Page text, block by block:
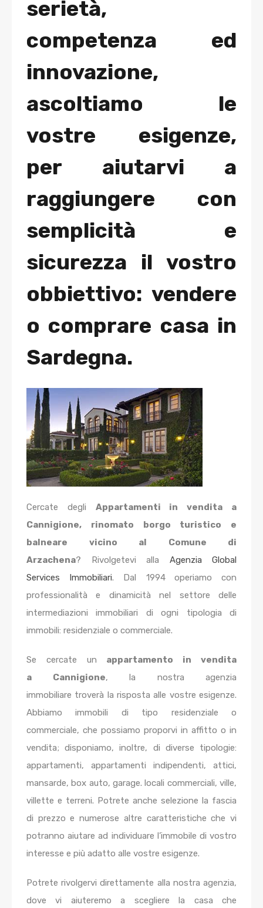
serietà,
competenza ed
innovazione,
ascoltiamo le
vostre esigenze,
per aiutarvi a
raggiungere con
semplicità e
sicurezza il vostro
obbiettivo: vendere
o comprare casa in
Sardegna.
Cercate degli Appartamenti in vendita a
Cannigione, rinomato borgo turistico e
balneare vicino al Comune di
Arzachena? Rivolgetevi alla Agenzia Global
Services Immobiliari. Dal 1994
operiamo con
professionalità e dinamicità nel settore delle
intermediazioni immobiliari di ogni tipologia di
immobili: residenziale o commerciale.
Se cercate un appartamento in vendita
a Cannigione, la nostra agenzia
immobiliare troverà la risposta alle vostre esigenze.
Abbiamo immobili di tipo residenziale o
commerciale, che possiamo proporvi in affitto o in
vendita; disponiamo, inoltre, di diverse tipologie:
appartamenti, appartamenti indipendenti, attici,
mansarde, box auto, garage. locali commerciali, ville,
villette e terreni. Potrete anche selezione la fascia
di prezzo e numerose altre caratteristiche che vi
potranno aiutare ad individuare l’immobile di vostro
interesse e più adatto alle vostre esigenze.
Potrete rivolgervi direttamente alla nostra agenzia,
dove vi aiuteremo a scegliere la casa che